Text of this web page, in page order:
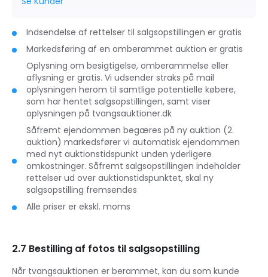
Indsendelse af rettelser til salgsopstillingen er gratis
Markedsføring af en omberammet auktion er gratis
Oplysning om besigtigelse, omberammelse eller
aflysning er gratis. Vi udsender straks på mail
oplysningen herom til samtlige potentielle købere,
som har hentet salgsopstillingen, samt viser
oplysningen på tvangsauktioner.dk
Såfremt ejendommen begæres på ny auktion (2.
auktion) markedsfører vi automatisk ejendommen
med nyt auktionstidspunkt unden yderligere
omkostninger. Såfremt salgsopstillingen indeholder
rettelser ud over auktionstidspunktet, skal ny
salgsopstilling fremsendes
Alle priser er ekskl. moms
2.7 Bestilling af fotos til salgsopstilling
Når tvangsauktionen er berammet, kan du som kunde